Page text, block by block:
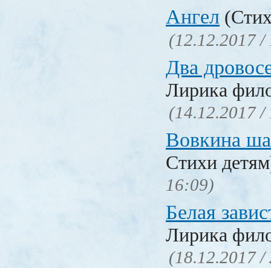
Ангел
(12.12.2017 /
Два
Лирика
(14.12.2017 /
Вовкина
Стихи
16:09)
Белая
Лирика
(18.12.2017 /